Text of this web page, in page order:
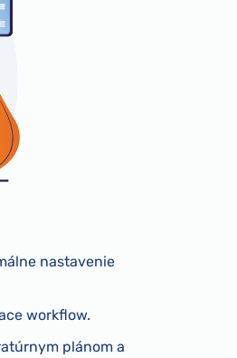
nastavenie
workflow.
plánom a